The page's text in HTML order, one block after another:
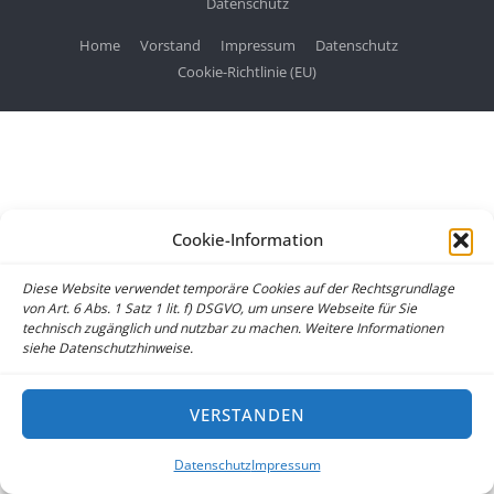
Cookie-Information
Diese Website verwendet temporäre Cookies auf der Rechtsgrundlage
von Art. 6 Abs. 1 Satz 1 lit. f) DSGVO, um unsere Webseite für Sie
technisch zugänglich und nutzbar zu machen. Weitere Informationen
siehe Datenschutzhinweise.
VERSTANDEN
DatenschutzImpressum
Home Vorstand Impressum
Datenschutz
Cookie-Richtlinie (EU)